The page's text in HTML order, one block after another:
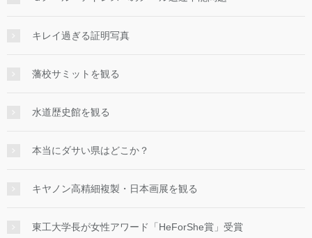
キレイ過ぎる証明写真
藩校サミットを観る
水道歴史館を観る
本当にダサい県はどこか？
キヤノン高精細複製・日本画展を観る
東工大学長が女性アワード「HeForShe賞」受賞